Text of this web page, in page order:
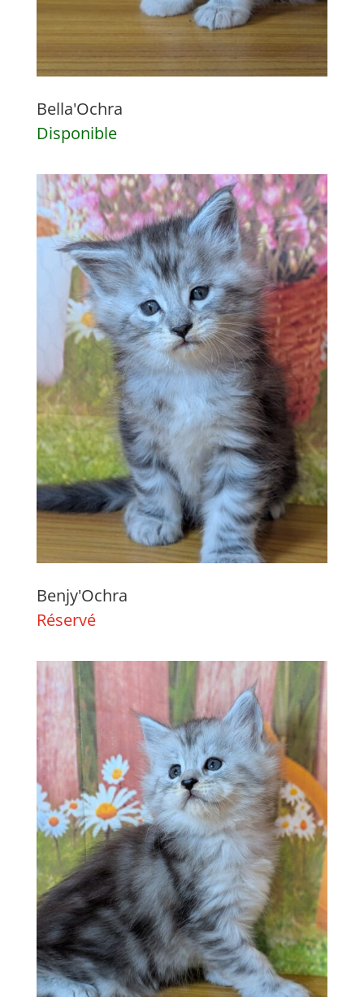
Bella'Ochra
Disponible
Benjy'Ochra
Réservé